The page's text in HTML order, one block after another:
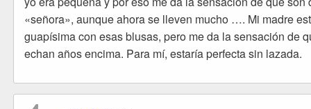
«señora», aunque ahora se lleven mucho …. Mi madre
guapísima con esas blusas, pero me da la sensación de
echan años encima. Para mí, estaría perfecta sin lazada.